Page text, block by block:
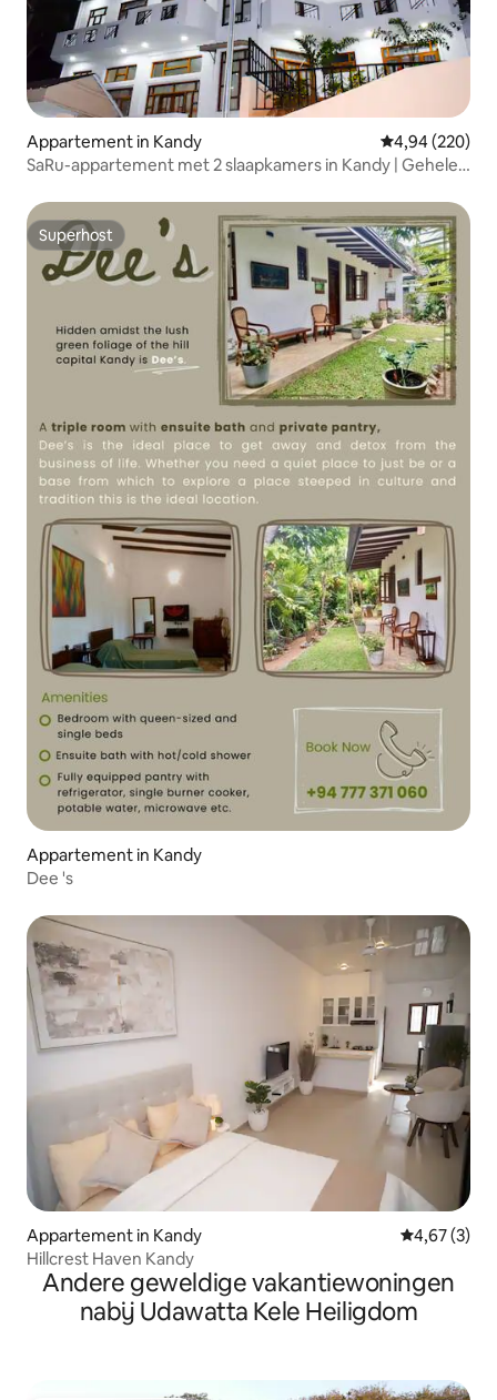
Appartement in Kandy Gemiddelde
4,94 (220)
SaRu-appartement met 2 slaapkamers in Kandy | Gehele
Superhost
Superhost
Appartement in Kandy
Dee 's
Appartement in Kandy
4,67 (3)
Hillcrest Haven Kandy
Andere geweldige vakantiewoningen
nabij Udawatta Kele Heiligdom